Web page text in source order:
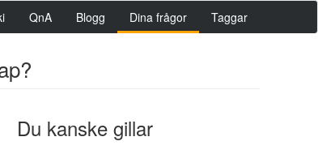
QnA Blogg Dina frågor Taggar
Du kanske gillar